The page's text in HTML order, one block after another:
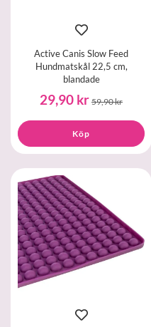
Active Canis Slow Feed
Hundmatskål 22,5 cm,
blandade
29,90 kr 59,90 kr
Köp